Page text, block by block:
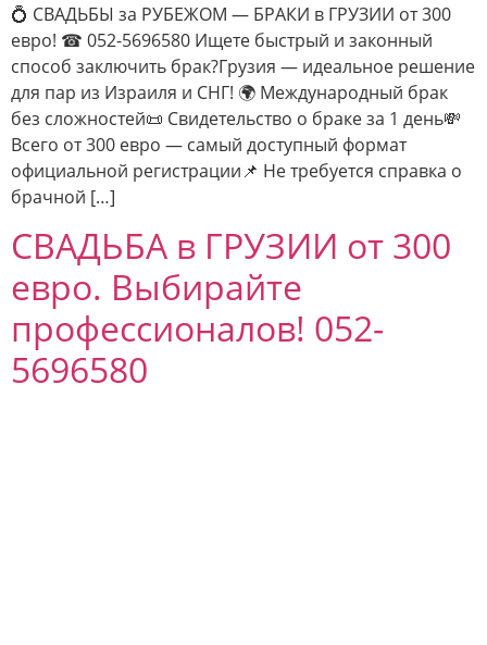
💍 СВАДЬБЫ за РУБЕЖОМ — БРАКИ в ГРУЗИИ от 300
евро! ☎ 052-5696580 Ищете быстрый и законный
способ заключить брак?Грузия — идеальное решение
для пар из Израиля и СНГ! 🌍 Международный брак
без сложностей📜 Свидетельство о браке за 1 день💸
Всего от 300 евро — самый доступный формат
официальной регистрации📌 Не требуется справка о
брачной […]
СВАДЬБА в ГРУЗИИ от 300
евро. Выбирайте
профессионалов! 052-
5696580